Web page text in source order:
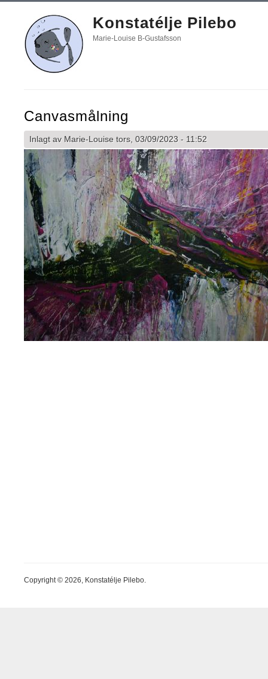
Konstatélje Pilebo
Marie-Louise B-Gustafsson
Canvasmålning
Inlagt av Marie-Louise tors, 03/09/2023 - 11:52
Copyright © 2026, Konstatélje Pilebo.